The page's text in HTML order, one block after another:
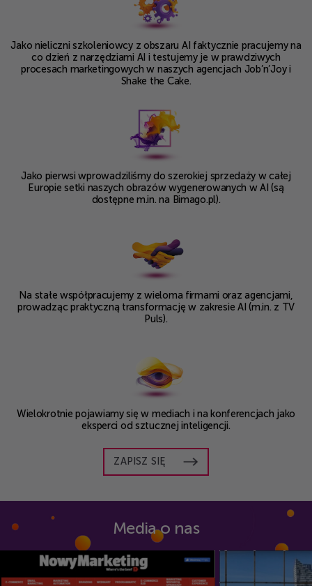
Jako nieliczni szkoleniowcy z obszaru AI faktycznie pracujemy na
co dzień z narzędziami AI i testujemy je w prawdziwych
procesach marketingowychw naszych agencjach Job’n’Joy i
Shake the Cake.
Jako pierwsi wprowadziliśmy doszerokiej sprzedaży w całej
Europie setki naszych obrazów wygenerowanych w AI(są
dostępne m.in. na Bimago.pl).
Na stałe współpracujemy z wieloma firmami oraz agencjami,
prowadzącpraktyczną transformacjęw zakresie AI (m.in. z TV
Puls).
Wielokrotnie pojawiamy się w mediach i na konferencjach jako
eksperci od sztucznej inteligencji.
ZAPISZ SIĘ
Media o nas